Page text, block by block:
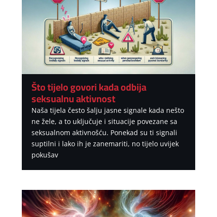
Što tijelo govori kada odbija
seksualnu aktivnost
Naša tijela često šalju jasne signale kada nešto
ne žele, a to uključuje i situacije povezane sa
seksualnom aktivnošću. Ponekad su ti signali
suptilni i lako ih je zanemariti, no tijelo uvijek
pokušav